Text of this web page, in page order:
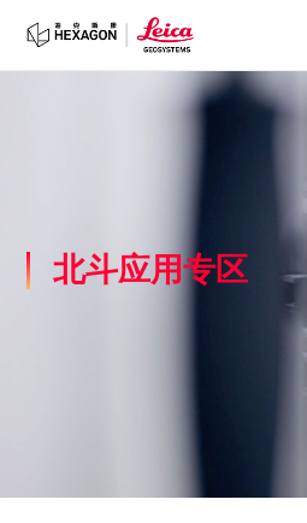
北斗应用专区